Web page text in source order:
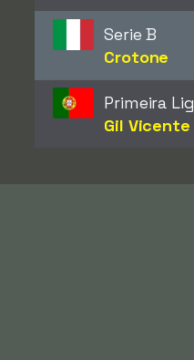
Serie B
Crotone
Primeira
Gil Vicente